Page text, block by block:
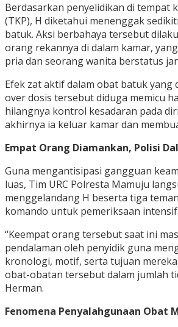
Berdasarkan penyelidikan di tempat
(TKP), H diketahui menenggak
batuk. Aksi berbahaya tersebut
orang rekannya di dalam kamar,
pria dan seorang wanita berstatus
Efek zat aktif dalam obat batuk yang
over dosis tersebut diduga memicu
hilangnya kontrol kesadaran pada
akhirnya ia keluar kamar dan
Empat Orang Diamankan, Polisi
Guna mengantisipasi gangguan
luas, Tim URC Polresta Mamuju
menggelandang H beserta tiga
komando untuk pemeriksaan intensif.
“Keempat orang tersebut saat ini
pendalaman oleh penyidik guna
kronologi, motif, serta tujuan
obat-obatan tersebut dalam jumlah
Herman.
Fenomena Penyalahgunaan Obat